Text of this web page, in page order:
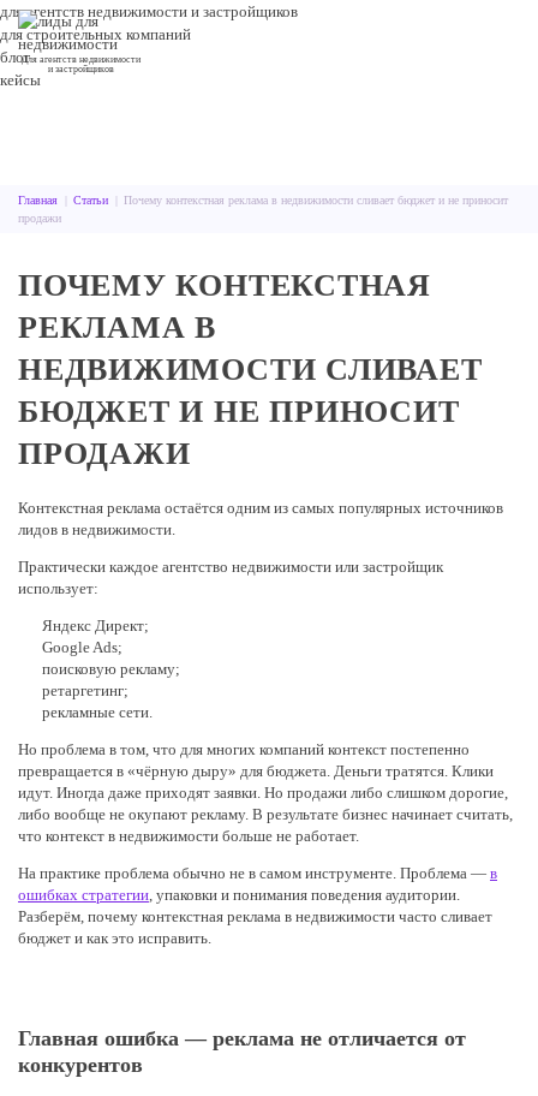
Для агентств недвижимости
и застройщиков
для агентств недвижимости и застройщиков
для строительных компаний
блог
кейсы
Главная Статьи
Почему контекстная реклама в недвижимости сливает бюджет и не приносит
продажи
ПОЧЕМУ КОНТЕКСТНАЯ
РЕКЛАМА В
НЕДВИЖИМОСТИ СЛИВАЕТ
БЮДЖЕТ И НЕ ПРИНОСИТ
ПРОДАЖИ
Контекстная реклама остаётся одним из самых популярных источников
лидов в недвижимости.
Практически каждое агентство недвижимости или застройщик
использует:
Яндекс Директ;
Google Ads;
поисковую рекламу;
ретаргетинг;
рекламные сети.
Но проблема в том, что для многих компаний контекст постепенно
превращается в «чёрную дыру» для бюджета. Деньги тратятся. Клики
идут. Иногда даже приходят заявки. Но продажи либо слишком дорогие,
либо вообще не окупают рекламу. В результате бизнес начинает считать,
что контекст в недвижимости больше не работает.
На практике проблема обычно не в самом инструменте. Проблема — в
ошибках стратегии , упаковки и понимания поведения аудитории.
Разберём, почему контекстная реклама в недвижимости часто сливает
бюджет и как это исправить.
Главная ошибка — реклама не отличается от
конкурентов